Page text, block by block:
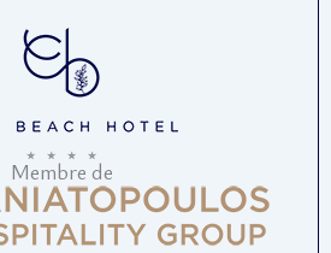
o
t
a
g
r
a
m
b
Membre de